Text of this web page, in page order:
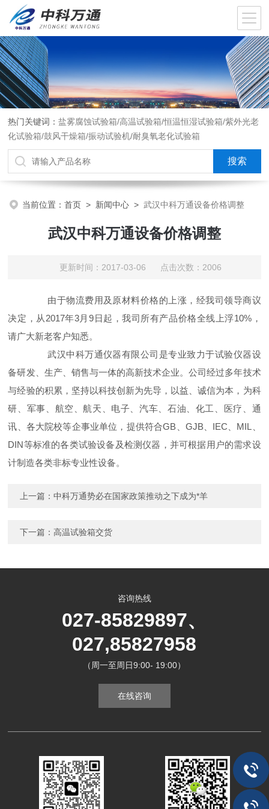
热门关键词：盐雾腐蚀试验箱/高温试验箱/恒温恒湿试验箱/紫外光老
化试验箱/鼓风干燥箱/振动试验机/耐臭氧老化试验箱
当前位置：首页 > 新闻中心 >武汉中科万通设备价格调整
武汉中科万通设备价格调整
更新时间：2017-03-06 点击次数：2006
由于物流费用及原材料价格的上涨，经我司领导商议
决定，从2017年3月9日起，我司所有产品价格全线上浮10%，
请广大新老客户知悉。
武汉中科万通仪器有限公司是专业致力于试验仪器设
备研发、生产、销售与一体的高新技术企业。公司经过多年技术
与经验的积累，坚持以科技创新为先导，以益、诚信为本，为科
研、军事、航空、航天、电子、汽车、石油、化工、医疗、通
讯、各大院校等企事业单位，提供符合GB、GJB、IEC、MIL、
DIN等标准的各类试验设备及检测仪器，并可根据用户的需求设
计制造各类非标专业性设备。
上一篇：中科万通势必在国家政策推动之下成为*羊
下一篇：高温试验箱交货
咨询热线
027-85829897、
027,85827958
（周一至周日9:00- 19:00）
在线咨询